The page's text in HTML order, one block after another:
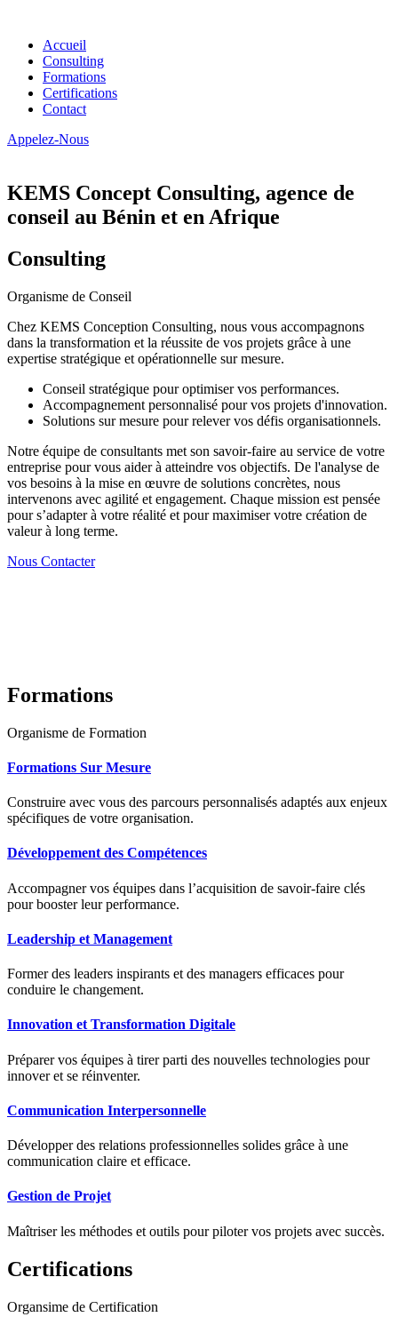
Accueil
Consulting
Formations
Certifications
Contact
Appelez-Nous
KEMS Concept Consulting, agence de
conseil au Bénin et en Afrique
Consulting
Organisme de Conseil
Chez KEMS Conception Consulting, nous vous accompagnons
dans la transformation et la réussite de vos projets grâce à une
expertise stratégique et opérationnelle sur mesure.
Conseil stratégique pour optimiser vos performances.
Accompagnement personnalisé pour vos projets d'innovation.
Solutions sur mesure pour relever vos défis organisationnels.
Notre équipe de consultants met son savoir-faire au service de votre
entreprise pour vous aider à atteindre vos objectifs. De l'analyse de
vos besoins à la mise en œuvre de solutions concrètes, nous
intervenons avec agilité et engagement. Chaque mission est pensée
pour s’adapter à votre réalité et pour maximiser votre création de
valeur à long terme.
Nous Contacter
Formations
Organisme de Formation
Formations Sur Mesure
Construire avec vous des parcours personnalisés adaptés aux enjeux
spécifiques de votre organisation.
Développement des Compétences
Accompagner vos équipes dans l’acquisition de savoir-faire clés
pour booster leur performance.
Leadership et Management
Former des leaders inspirants et des managers efficaces pour
conduire le changement.
Innovation et Transformation Digitale
Préparer vos équipes à tirer parti des nouvelles technologies pour
innover et se réinventer.
Communication Interpersonnelle
Développer des relations professionnelles solides grâce à une
communication claire et efficace.
Gestion de Projet
Maîtriser les méthodes et outils pour piloter vos projets avec succès.
Certifications
Organsime de Certification